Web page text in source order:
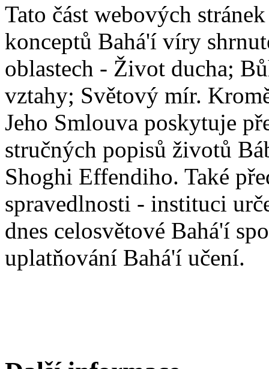
Tato část webových
konceptů Bahá'í víry
oblastech - Život ducha;
vztahy; Světový mír.
Jeho Smlouva poskytuje
stručných popisů životů
Shoghi Effendiho. Také
spravedlnosti - instituci
dnes celosvětové Bahá'í
uplatňování Bahá'í učení.